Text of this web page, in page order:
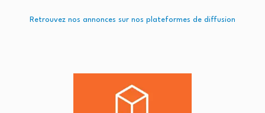
Retrouvez nos annonces sur nos plateformes de diffusion